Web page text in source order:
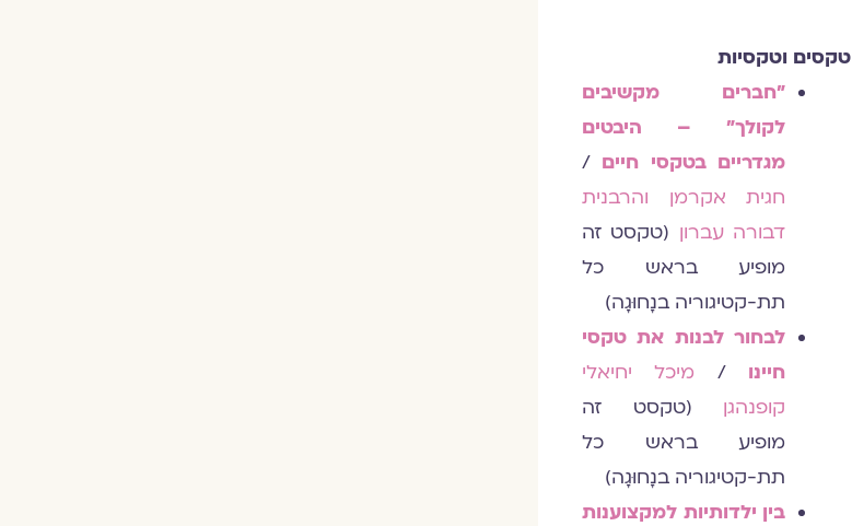
טקסים וטקסיות
"חברים מקשיבים
לקולך" – היבטים
מגדריים בטקסי חיים /
חגית אקרמן והרבנית
דבורה עברון (טקסט זה
מופיע בראש כל
תת-קטיגוריה בנָחוּגָה)
לבחור לבנות את טקסי
חיינו
/ מיכל יחיאלי
קופנהגן (טקסט זה
מופיע בראש כל
תת-קטיגוריה בנָחוּגָה)
בין ילדותיות למקצוענות